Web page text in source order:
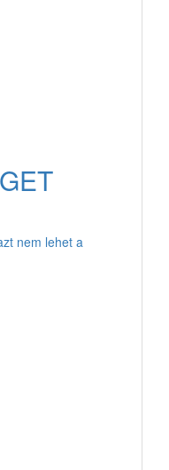
nem lehet a